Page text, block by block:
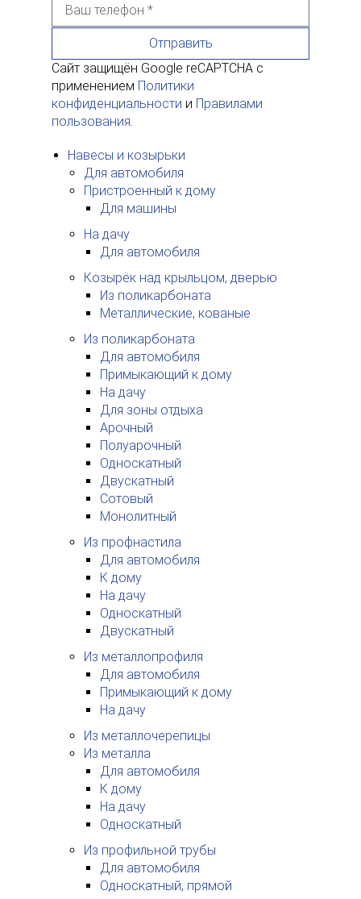
Сайт защищён Google reCAPTCHA с
применением Политики
конфиденциальности и Правилами
пользования.
Отправить
Навесы и козырьки
Для автомобиля
Пристроенный к дому
Для машины
На дачу
Для автомобиля
Козырёк над крыльцом, дверью
Из поликарбоната
Металлические, кованые
Из поликарбоната
Для автомобиля
Примыкающий к дому
На дачу
Для зоны отдыха
Арочный
Полуарочный
Односкатный
Двускатный
Сотовый
Монолитный
Из профнастила
Для автомобиля
К дому
На дачу
Односкатный
Двускатный
Из металлопрофиля
Для автомобиля
Примыкающий к дому
На дачу
Из металлочерепицы
Из металла
Для автомобиля
К дому
На дачу
Односкатный
Из профильной трубы
Для автомобиля
Односкатный, прямой